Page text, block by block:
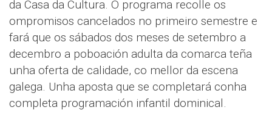
da Casa da Cultura. O programa recolle os
ompromisos cancelados no primeiro semestre e
fará que os sábados dos meses de setembro a
decembro a poboación adulta da comarca teña
unha oferta de calidade, co mellor da escena
galega. Unha aposta que se completará conha
completa programación infantil dominical.